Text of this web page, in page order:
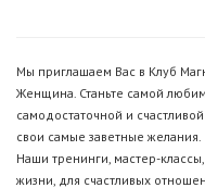
Мы приглашаем Вас в Клуб
Женщина. Станьте самой
самодостаточной и
свои самые заветные желания.
Наши тренинги, мастер-
жизни, для счастливых